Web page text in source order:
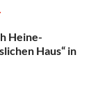
Heine-
Haus“ in